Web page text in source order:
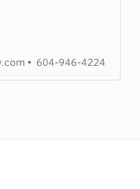
• 604-946-4224